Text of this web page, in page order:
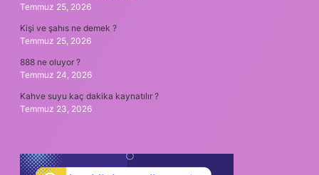
Temmuz 25, 2026
Kişi ve şahıs ne demek ?
Temmuz 25, 2026
888 ne oluyor ?
Temmuz 24, 2026
Kahve suyu kaç dakika kaynatılır ?
Temmuz 23, 2026